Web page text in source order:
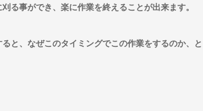
る事ができ、楽に作業を終えることが出来ます。
と、なぜこのタイミングでこの作業をするのか、と